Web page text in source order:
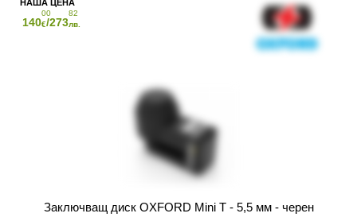
140
00
€/273
82
лв.
Заключващ диск OXFORD Mini T - 5,5 мм - черен